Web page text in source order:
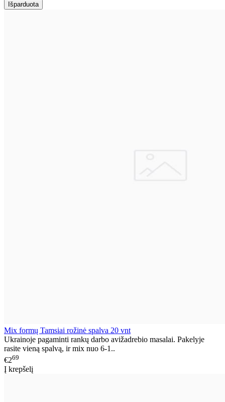
Mix formų Tamsiai rožinė spalva 20 vnt
Ukrainoje pagaminti rankų darbo avižadrebio masalai. Pakelyje
rasite vieną spalvą, ir mix nuo 6-1..
€269
Į krepšelį